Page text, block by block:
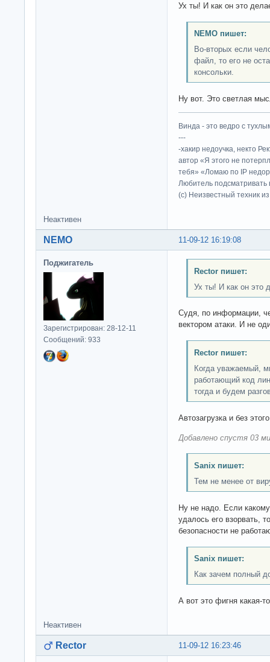
Ух ты! И как он это
NEMO пишет:
Во-вторых если
файл, то его не
консольки.
Ну вот. Это светлая
Винда - это ведро с
---
-хакир недоучка, некто
автор «Я этого не
тебя» «Ломаю по IP
Любитель подсматривать
(c) Неизвестный техник
Неактивен
11-09-12 16:19:08
NEMO
Поджигатель
Зарегистрирован: 28-12-11
Сообщений: 933
Rector пишет:
Ух ты! И как он это
Судя, по информации,
вектором атаки. И не
Rector пишет:
Когда уважаемый,
работающий код
тогда и будем
Автозагрузка и без
Добавлено спустя 03
Sanix пишет:
Тем не менее от
Ну не надо. Если
удалось его взорвать,
безопасности не
Sanix пишет:
Как зачем полный
А вот это фигня какая-
Неактивен
11-09-12 16:23:46
Rector